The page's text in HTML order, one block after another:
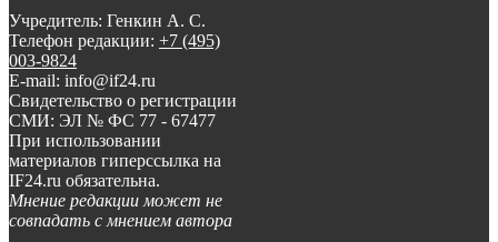
Учредитель: Генкин А. С.
Телефон редакции: +7 (495)
003-9824
E-mail: info@if24.ru
Свидетельство о регистрации
СМИ: ЭЛ № ФС 77 - 67477
При использовании
материалов гиперссылка на
IF24.ru обязательна.
Мнение редакции может не
совпадать с мнением автора